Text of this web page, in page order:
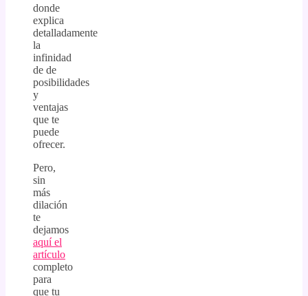
donde
explica
detalladamente
la
infinidad
de de
posibilidades
y
ventajas
que te
puede
ofrecer.
Pero,
sin
más
dilación
te
dejamos
aquí el
artículo
completo
para
que tu